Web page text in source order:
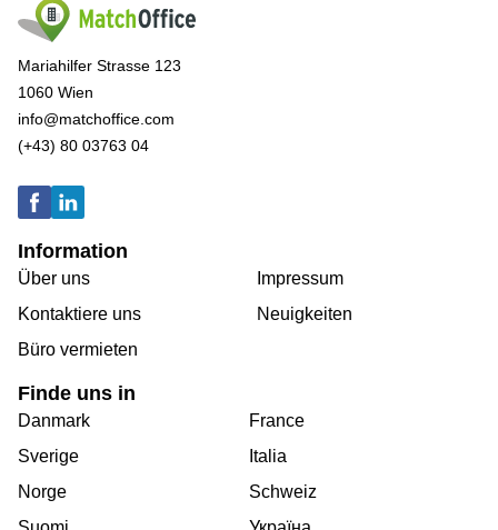
Mariahilfer Strasse 123
1060 Wien
info@matchoffice.com
(+43) 80 03763 04
Information
Über uns
Kontaktiere uns
Büro vermieten
Impressum
Neuigkeiten
Finde uns in
Danmark
Sverige
Norge
France
Italia
Schweiz